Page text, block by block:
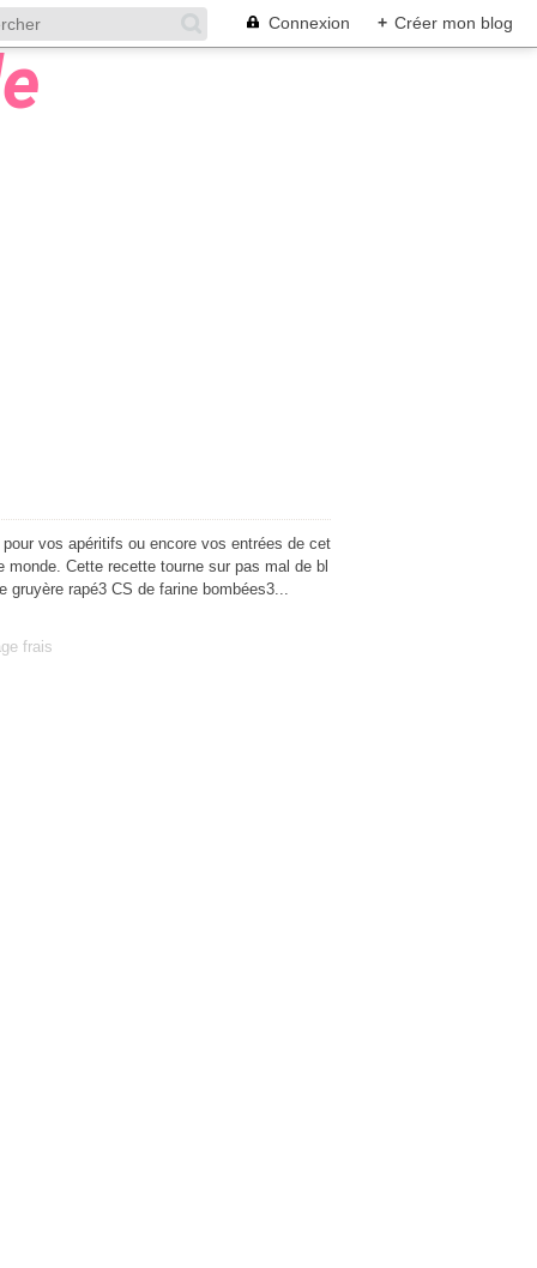
Connexion + Créer mon blog
vos apéritifs ou encore vos entrées de cet
Cette recette tourne sur pas mal de bl
gruyère rapé3 CS de farine bombées3...
frais